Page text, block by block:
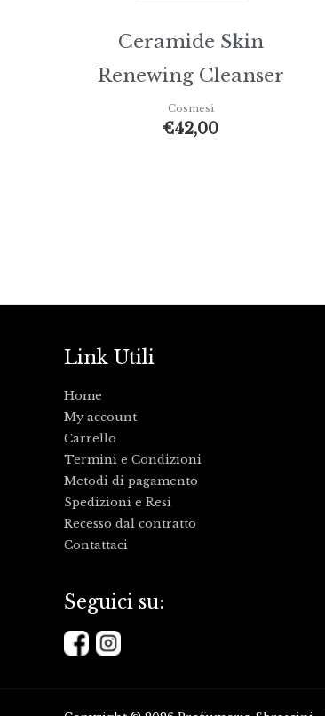
Ceramide Skin
Renewing Cleanser
Cosmesi
€42,00
Link Utili
Home
My account
Carrello
Termini e Condizioni
Metodi di pagamento
Spedizioni e Resi
Recesso dal contratto
Contattaci
Seguici su: